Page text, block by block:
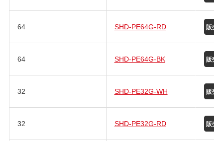
64 SHD-PE64G-RD
64 SHD-PE64G-BK
32 SHD-PE32G-WH
32 SHD-PE32G-RD